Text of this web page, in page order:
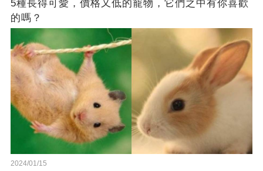
5種長得可愛，價格又低的寵物，它們之中有你喜歡
的嗎？
2024/01/15